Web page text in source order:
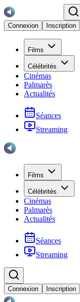
Connexion
Inscription
Films
Célébrités
Cinémas
Palmarès
Actualités
Séances
Streaming
Films
Célébrités
Cinémas
Palmarès
Actualités
Séances
Streaming
Connexion Inscription